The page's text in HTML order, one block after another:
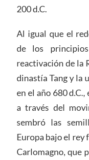
200 d.C.
Al igual que el
de los
reactivación de la
dinastía Tang y la
en el año 680
a través del
sembró las
Europa bajo el rey
Carlomagno, que